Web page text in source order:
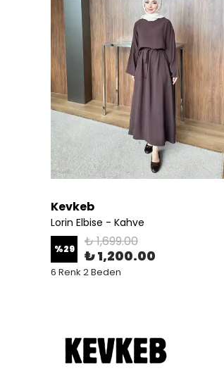
Kevkeb
Lorin Elbise - Kahve
%29 ₺ 1,699.00
₺ 1,200.00
6 Renk 2 Beden